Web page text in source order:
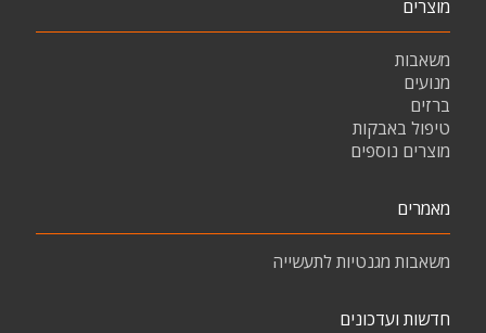
מוצרים
משאבות
מנועים
ברזים
טיפול באבקות
מוצרים נוספים
מאמרים
משאבות מגנטיות לתעשייה
חדשות ועדכונים